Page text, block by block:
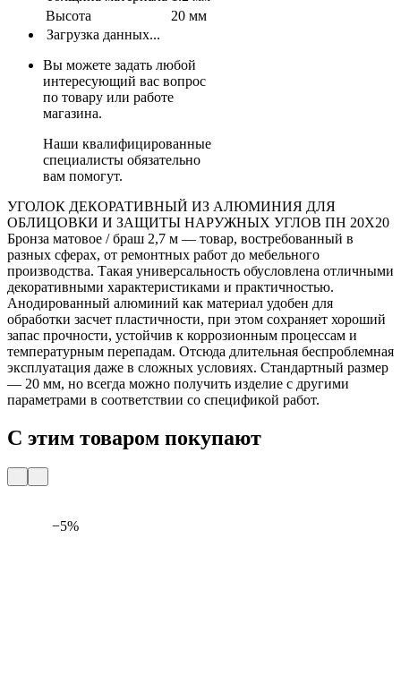
Высота
20 мм
Загрузка данных...
Вы можете задать любой
интересующий вас вопрос
по товару или работе
магазина.
Наши квалифицированные
специалисты обязательно
вам помогут.
УГОЛОК ДЕКОРАТИВНЫЙ ИЗ АЛЮМИНИЯ ДЛЯ
ОБЛИЦОВКИ И ЗАЩИТЫ НАРУЖНЫХ УГЛОВ ПН 20Х20
Бронза матовое / браш 2,7 м — товар, востребованный в
разных сферах, от ремонтных работ до мебельного
производства. Такая универсальность обусловлена отличными
декоративными характеристиками и практичностью.
Анодированный алюминий как материал удобен для
обработки засчет пластичности, при этом сохраняет хороший
запас прочности, устойчив к коррозионным процессам и
температурным перепадам. Отсюда длительная беспроблемная
эксплуатация даже в сложных условиях. Стандартный размер
— 20 мм, но всегда можно получить изделие с другими
параметрами в соответствии со спецификой работ.
С этим товаром покупают
−5%